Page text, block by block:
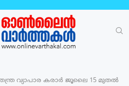
വ്യാപാര കരാർ ജൂലൈ 15 മുതൽ